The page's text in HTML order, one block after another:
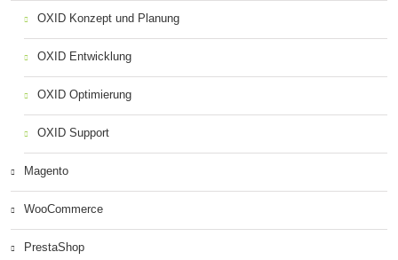
OXID Konzept und Planung
OXID Entwicklung
OXID Optimierung
OXID Support
Magento
WooCommerce
PrestaShop